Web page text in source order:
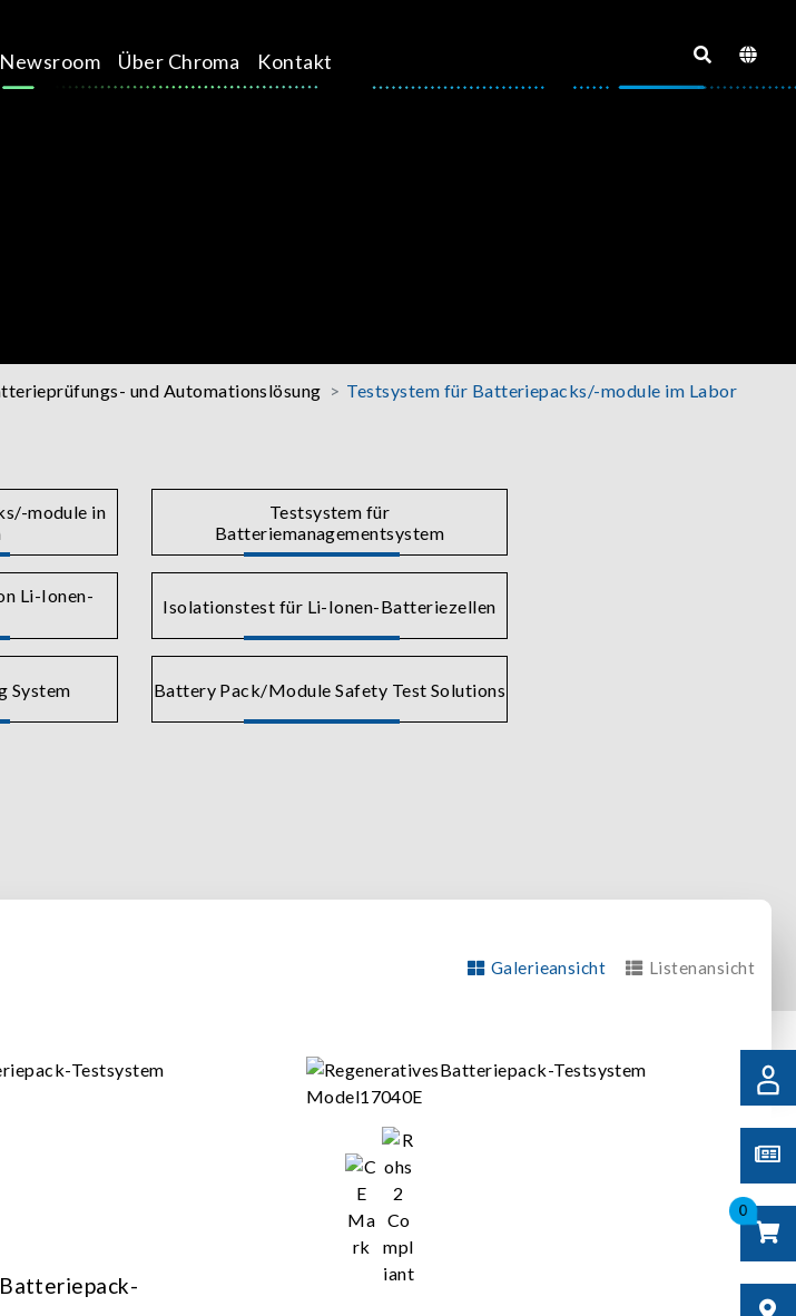
Newsroom Über Chroma Kontakt
0
und Automationslösung Testsystem für Batteriepacks/-module im Labor
module in
Testsystem für
Batteriemanagementsystem
Li-Ionen-
Isolationstest für Li-Ionen-Batteriezellen
System Battery Pack/Module Safety Test Solutions
Galerieansicht Listenansicht